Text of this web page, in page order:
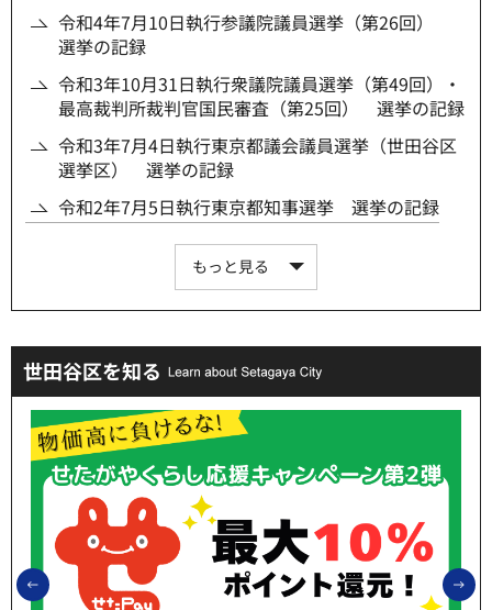
令和4年7月10日執行参議院議員選挙（第26回）
選挙の記録
令和3年10月31日執行衆議院議員選挙（第49回）・
最高裁判所裁判官国民審査（第25回） 選挙の記録
令和3年7月4日執行東京都議会議員選挙（世田谷区
選挙区） 選挙の記録
令和2年7月5日執行東京都知事選挙 選挙の記録
もっと見る
世田谷区を知る
前のスライドを表示